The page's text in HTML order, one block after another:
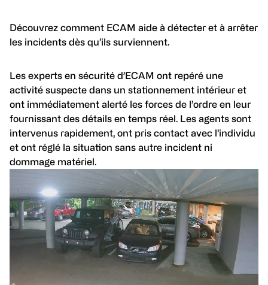
Découvrez comment ECAM aide à détecter et à arrêter
les incidents dès qu’ils surviennent.
Les experts en sécurité d’ECAM ont repéré une
activité suspecte dans un stationnement intérieur et
ont immédiatement alerté les forces de l’ordre en leur
fournissant des détails en temps réel. Les agents sont
intervenus rapidement, ont pris contact avec l’individu
et ont réglé la situation sans autre incident ni
dommage matériel.